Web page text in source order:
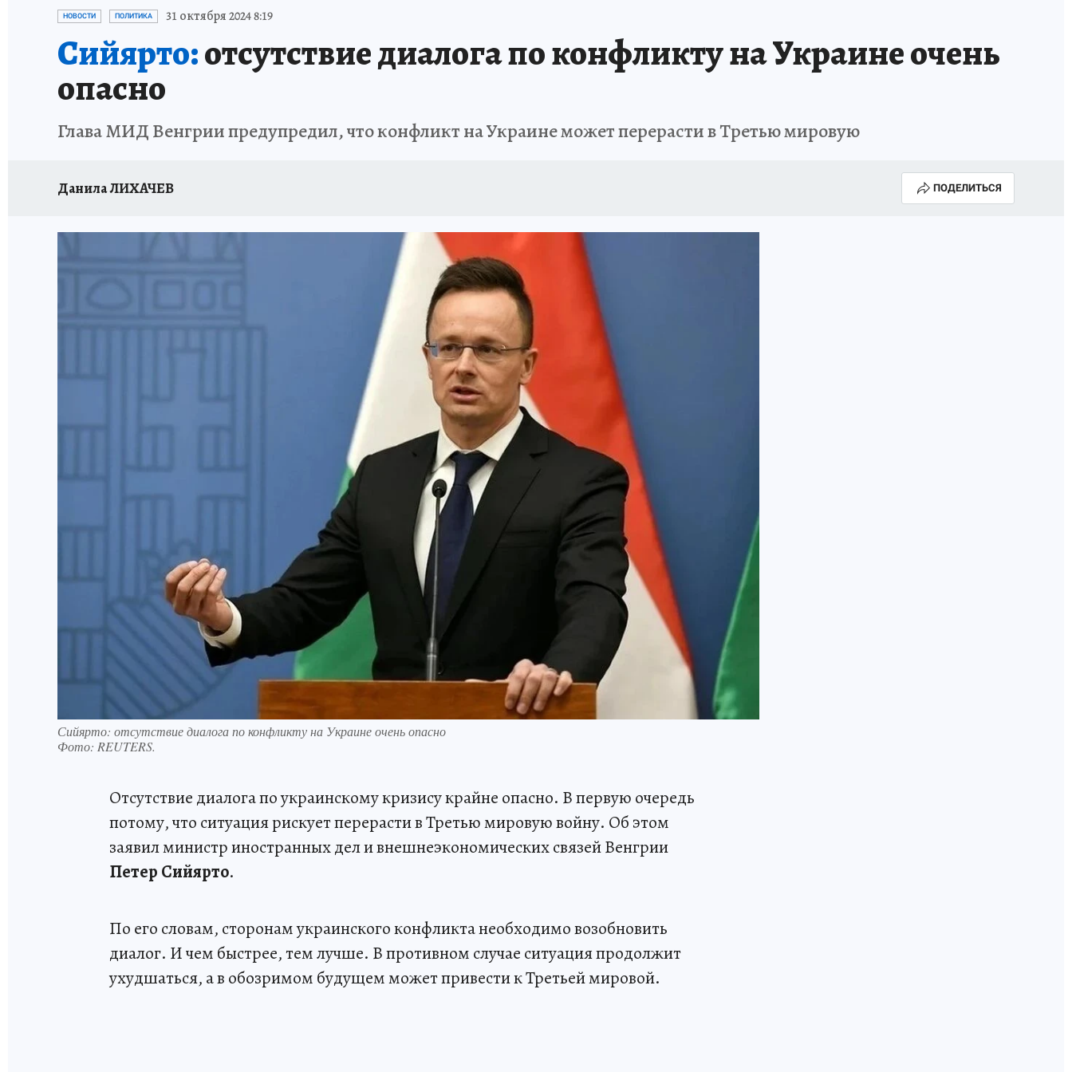
ИСПЫТАНО НА СЕБЕ
НОВОСТИ ПОЛИТИКА 31 октября 2024 8:19
Сийярто:отсутствие диалога по конфликту на Украине очень
опасно
Глава МИД Венгрии предупредил, что конфликт на Украине может перерасти в Третью мировую
Данила ЛИХАЧЕВ ПОДЕЛИТЬСЯ
Сийярто: отсутствие диалога по конфликту на Украине очень опасно
Фото: REUTERS.
Отсутствие диалога по украинскому кризису крайне опасно. В первую очередь
потому, что ситуация рискует перерасти в Третью мировую войну. Об этом
заявил министр иностранных дел и внешнеэкономических связей Венгрии
Петер Сийярто.
По его словам, сторонам украинского конфликта необходимо возобновить
диалог. И чем быстрее, тем лучше. В противном случае ситуация продолжит
ухудшаться, а в обозримом будущем может привести к Третьей мировой.